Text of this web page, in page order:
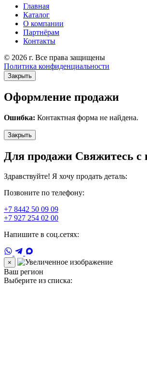
Главная
Каталог
О компании
Партнёрам
Контакты
© 2026 г. Все права защищены
Политика конфиденциальности
Закрыть
Оформление продажи
Ошибка: Контактная форма не найдена.
Закрыть
Для продажи Свяжитесь с
Здравствуйте! Я хочу продать деталь:
Позвоните по телефону:
+7 8442 50 09 09
+7 927 254 02 00
Напишите в соц.сетях:
×
Ваш регион
Выберите из списка: